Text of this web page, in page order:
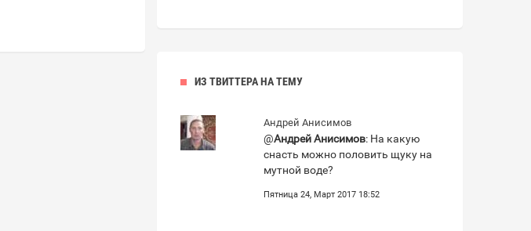
ИЗ ТВИТТЕРА НА ТЕМУ
Андрей Анисимов
@Андрей Анисимов: На какую
снасть можно половить щуку на
мутной воде?
Пятница 24, Март 2017 18:52